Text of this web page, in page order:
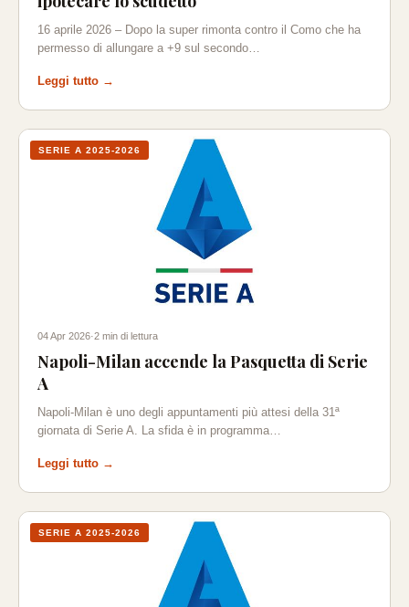
16 aprile 2026 – Dopo la super rimonta contro il Como che ha
permesso di allungare a +9 sul secondo…
Leggi tutto →
SERIE A 2025-2026
04 Apr 2026·2 min di lettura
Napoli-Milan accende la Pasquetta di Serie
A
Napoli-Milan è uno degli appuntamenti più attesi della 31ª
giornata di Serie A. La sfida è in programma…
Leggi tutto →
SERIE A 2025-2026